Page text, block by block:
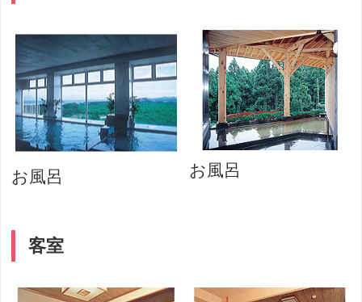
お風呂 お風呂
客室